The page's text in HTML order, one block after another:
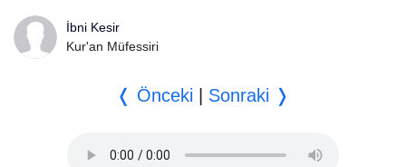
İbni Kesir
Kur'an Müfessiri
❬ Önceki Sonraki ❭